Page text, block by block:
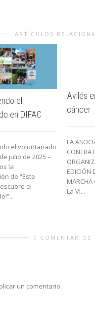
ARTÍCULOS
el
en DIFAC
el voluntariado
julio de 2025 –
la
de “Este
el
Avilés
cáncer
LA
CONTRA
EDICIÓN
MARCHA
La VI...
0 COMENTARIOS
un comentario.